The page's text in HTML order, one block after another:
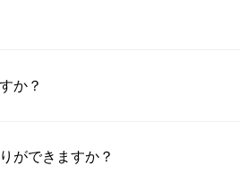
か？
ができますか？